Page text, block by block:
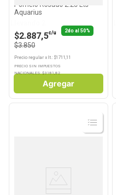
Pomelo Rosado 2.25 Lts
Aquarius
$2.887,5c/u 2do al 50%
$3.850
Precio regular x lt. : $1711,11
PRECIO SIN IMPUESTOS
NACIONALES: $3181,82
Agregar
Ver
Producto